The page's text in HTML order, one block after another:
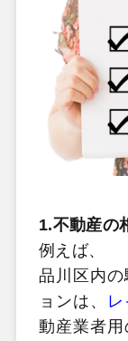
1.不動産の
例えば、
品川区内
ョンは、
動産業者